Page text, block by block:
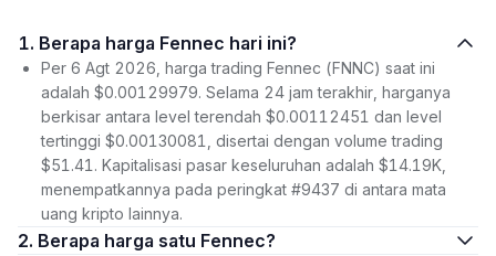
1. Berapa harga Fennec hari ini?
Per 6 Agt 2026, harga trading Fennec (FNNC) saat ini
adalah $0.00129979. Selama 24 jam terakhir, harganya
berkisar antara level terendah $0.00112451 dan level
tertinggi $0.00130081, disertai dengan volume trading
$51.41. Kapitalisasi pasar keseluruhan adalah $14.19K,
menempatkannya pada peringkat #9437 di antara mata
uang kripto lainnya.
2. Berapa harga satu Fennec?